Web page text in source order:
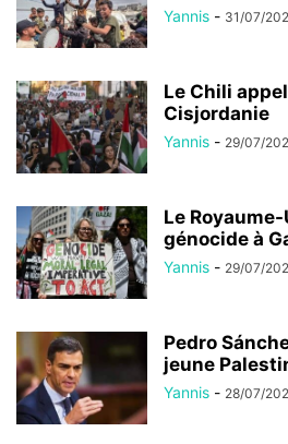
Yannis - 31/07/
Le Chili
Cisjordanie
Yannis - 29/07/
Le
génocide à
Yannis - 29/07/
Pedro
jeune
Yannis - 28/07/